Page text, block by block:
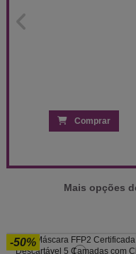
Comprar
Mais opções
-50%